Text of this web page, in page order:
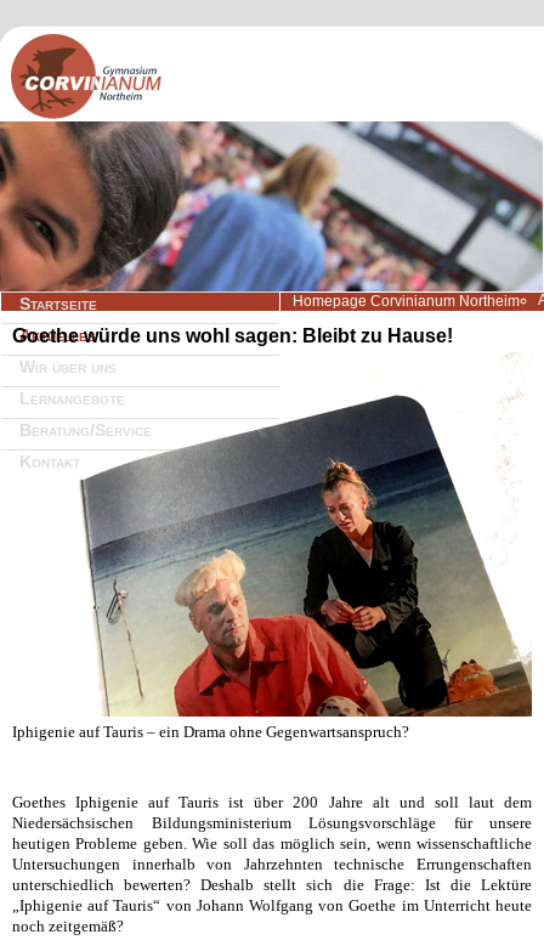
Navigation
überspringen
Startseite
Aktuelles
Wir über uns
Lernangebote
Beratung/Service
Kontakt
Homepage Corvinianum Northeim
Goethe würde uns wohl sagen: Bleibt zu Hause!
Iphigenie auf Tauris – ein Drama ohne Gegenwartsanspruch?
Goethes Iphigenie auf Tauris ist über 200 Jahre alt und soll laut dem
Niedersächsischen Bildungsministerium Lösungsvorschläge für unsere
heutigen Probleme geben. Wie soll das möglich sein, wenn wissenschaftliche
Untersuchungen innerhalb von Jahrzehnten technische Errungenschaften
unterschiedlich bewerten? Deshalb stellt sich die Frage: Ist die Lektüre
„Iphigenie auf Tauris“ von Johann Wolfgang von Goethe im Unterricht heute
noch zeitgemäß?